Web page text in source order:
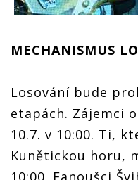
MECHANISMUS
Losování bude
etapách. Zájemci
10.7. v 10:00. Ti,
Kunětickou horu,
10:00. Fanoušci